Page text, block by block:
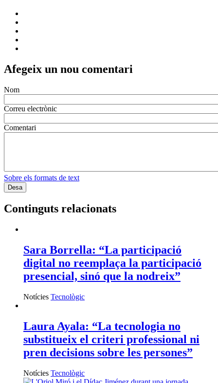
Afegeix un nou comentari
Nom
Correu electrònic
Comentari
Sobre els formats de text
Continguts relacionats
Sara Borrella: “La participació
digital no reemplaça la participació
presencial, sinó que la nodreix”
Notícies Tecnològic
Laura Ayala: “La tecnologia no
substitueix el criteri professional ni
pren decisions sobre les persones”
Notícies Tecnològic